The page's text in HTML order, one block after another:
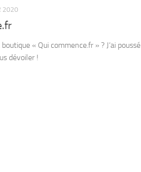
2020
« Qui commence.fr » ? J’ai poussé
dévoiler !